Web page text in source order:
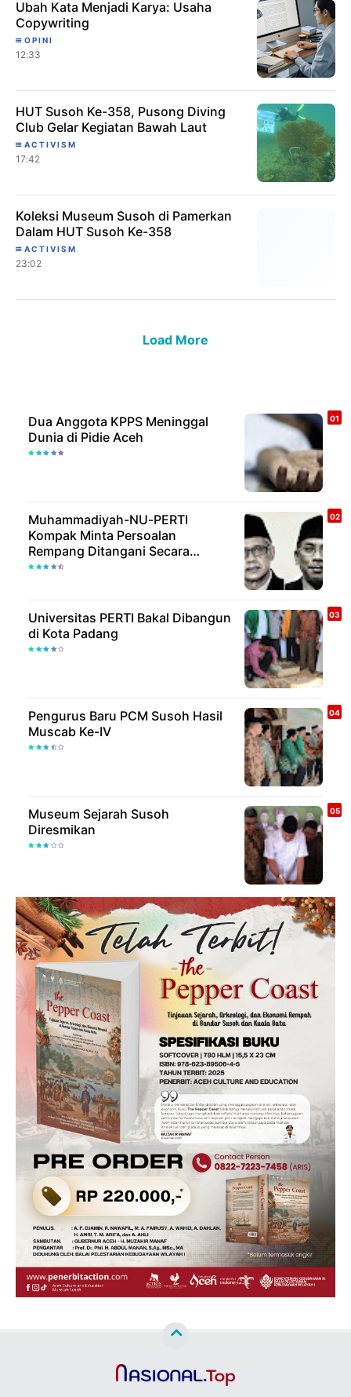
Ubah Kata Menjadi Karya: Usaha
Copywriting
OPINI
12:33
HUT Susoh Ke-358, Pusong Diving
Club Gelar Kegiatan Bawah Laut
ACTIVISM
17:42
Koleksi Museum Susoh di Pamerkan
Dalam HUT Susoh Ke-358
ACTIVISM
23:02
Load More
Dua Anggota KPPS Meninggal
Dunia di Pidie Aceh
Muhammadiyah-NU-PERTI
Kompak Minta Persoalan
Rempang Ditangani Secara
Humanis
Universitas PERTI Bakal Dibangun
di Kota Padang
Pengurus Baru PCM Susoh Hasil
Muscab Ke-IV
Museum Sejarah Susoh
Diresmikan